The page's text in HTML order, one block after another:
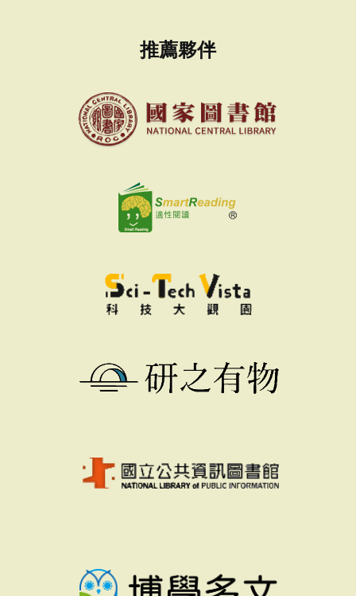
推薦夥伴